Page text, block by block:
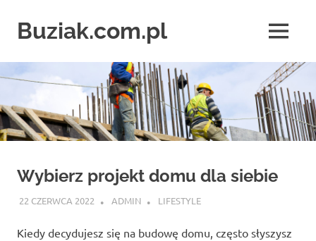
contentBuziak.com.pl
portalach
randkowych
MENU
Wybierz projekt domu dla siebie
22 CZERWCA 2022 ADMIN LIFESTYLE
Kiedy decydujesz się na budowę domu, często słyszysz